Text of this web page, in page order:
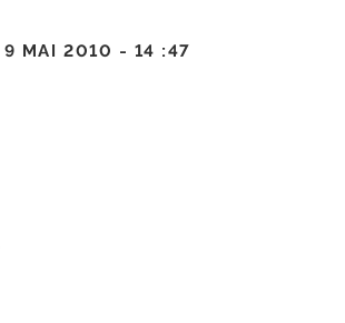
9 MAI 2010 - 14 :47